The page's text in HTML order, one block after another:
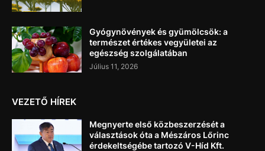
Gyógynövények és gyümölcsök: a
természet értékes vegyületei az
egészség szolgálatában
Július 11, 2026
VEZETŐ HÍREK
Megnyerte első közbeszerzését a
választások óta a Mészáros Lőrinc
érdekeltségébe tartozó V-Híd Kft.